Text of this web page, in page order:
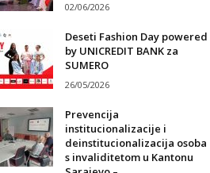
02/06/2026
Deseti Fashion Day powered
by UNICREDIT BANK za
SUMERO
26/05/2026
Prevencija
institucionalizacije i
deinstitucionalizacija osoba
s invaliditetom u Kantonu